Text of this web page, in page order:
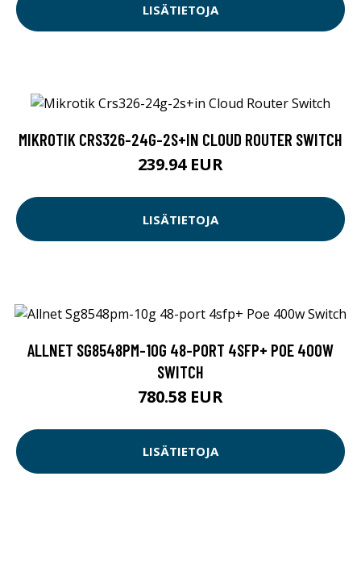
LISÄTIETOJA
MIKROTIK CRS326-24G-2S+IN CLOUD ROUTER SWITCH
239.94 EUR
LISÄTIETOJA
ALLNET SG8548PM-10G 48-PORT 4SFP+ POE 400W
SWITCH
780.58 EUR
LISÄTIETOJA